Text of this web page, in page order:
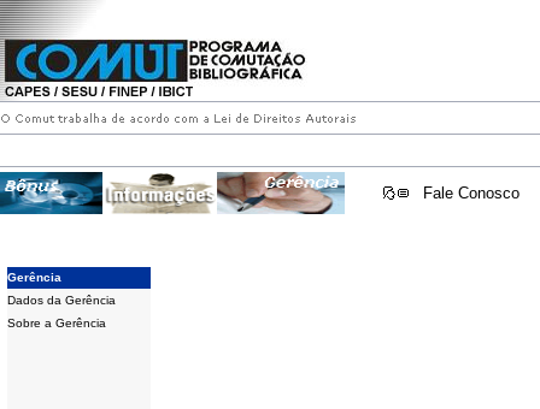
Fale Conosco
Gerência
Dados da Gerência
Sobre a Gerência